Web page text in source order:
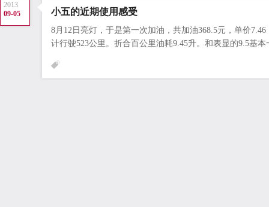
2013
09-05
小五的近期使用感受
8月12日亮灯，于是第一次加油，共加油368.5元，单价
计行驶523公里。折合百公里油耗9.45升。和表显的9.5基本